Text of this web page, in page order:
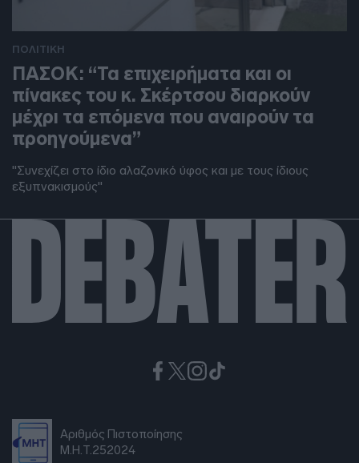
ΠΟΛΙΤΙΚΗ
ΠΑΣΟΚ: “Τα επιχειρήματα και οι
πίνακες του κ. Σκέρτσου διαρκούν
μέχρι τα επόμενα που αναιρούν τα
προηγούμενα”
"Συνεχίζει στο ίδιο αλαζονικό ύφος και με τους ίδιους
εξυπνακισμούς"
Αριθμός Πιστοποίησης
Μ.Η.Τ.252024